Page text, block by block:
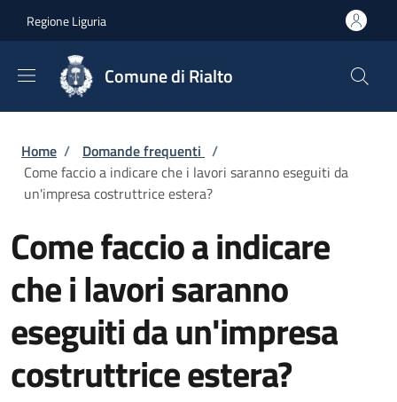
Regione Liguria
Comune di Rialto
Briciole di pane
Home / Domande frequenti /
Come faccio a indicare che i lavori saranno eseguiti da
un'impresa costruttrice estera?
Come faccio a indicare
che i lavori saranno
eseguiti da un'impresa
costruttrice estera?